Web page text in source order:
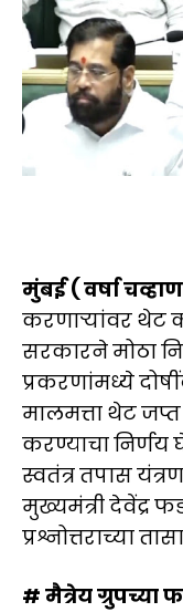
मुंबई ( वर्षा
करणाऱ्यांवर थेट
सरकारने मोठा
प्रकरणांमध्ये
मालमत्ता थेट
करण्याचा निर्णय
स्वतंत्र तपास
मुख्यमंत्री देवेंद्र
प्रश्नोत्तराच्या
# मैत्रेय ग्रुपच्या